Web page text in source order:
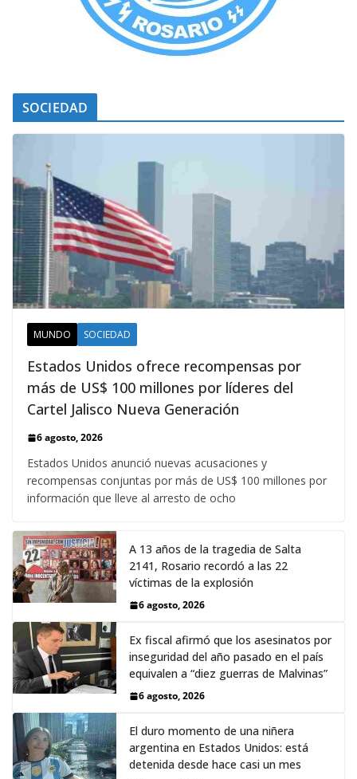
SOCIEDAD
MUNDO SOCIEDAD
Estados Unidos ofrece recompensas por
más de US$ 100 millones por líderes del
Cartel Jalisco Nueva Generación
6 agosto, 2026
Estados Unidos anunció nuevas acusaciones y
recompensas conjuntas por más de US$ 100 millones por
información que lleve al arresto de ocho
A 13 años de la tragedia de Salta
2141, Rosario recordó a las 22
víctimas de la explosión
6 agosto, 2026
Ex fiscal afirmó que los asesinatos por
inseguridad del año pasado en el país
equivalen a “diez guerras de Malvinas”
6 agosto, 2026
El duro momento de una niñera
argentina en Estados Unidos: está
detenida desde hace casi un mes